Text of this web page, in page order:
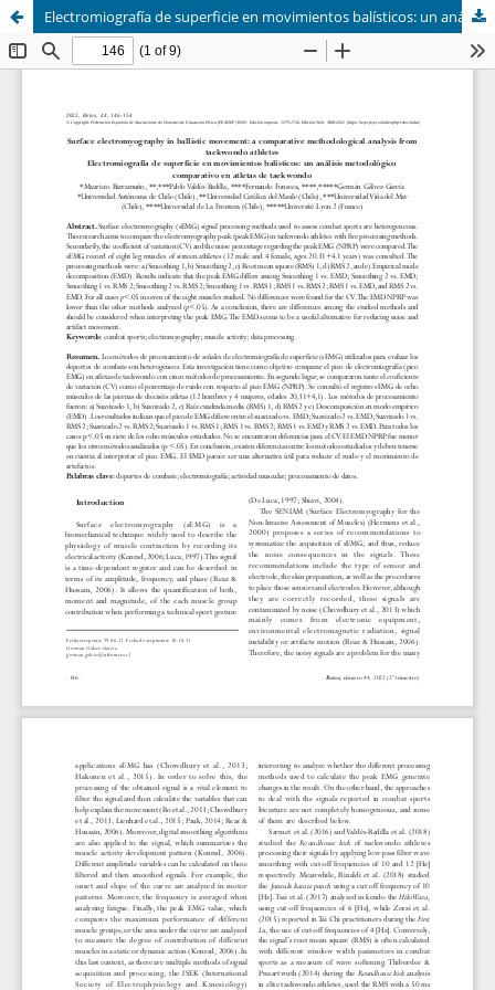
Electromiografía de superficie en movimientos balísticos: un análisis metodológico comparativo en atletas de taekwondo (Surface electromyography in ballistic movement: a comparative methodological analysis from taekwondo athletes)